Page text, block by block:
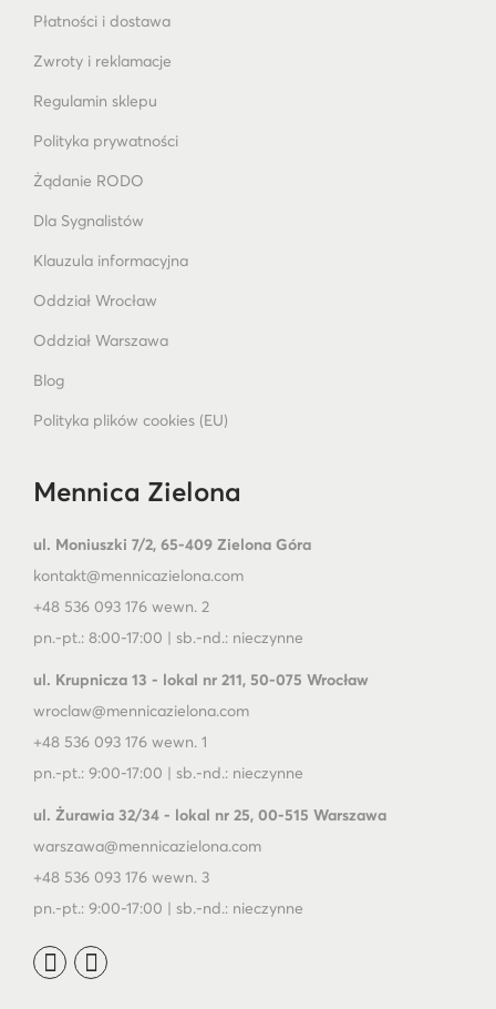
Płatności i dostawa
Zwroty i reklamacje
Regulamin sklepu
Polityka prywatności
Żądanie RODO
Dla Sygnalistów
Klauzula informacyjna
Oddział Wrocław
Oddział Warszawa
Blog
Polityka plików cookies (EU)
Mennica Zielona
ul. Moniuszki 7/2, 65-409 Zielona Góra
kontakt@mennicazielona.com
+48 536 093 176 wewn. 2
pn.-pt.: 8:00-17:00 | sb.-nd.: nieczynne
ul. Krupnicza 13 - lokal nr 211, 50-075 Wrocław
wroclaw@mennicazielona.com
+48 536 093 176 wewn. 1
pn.-pt.: 9:00-17:00 | sb.-nd.: nieczynne
ul. Żurawia 32/34 - lokal nr 25, 00-515 Warszawa
warszawa@mennicazielona.com
+48 536 093 176 wewn. 3
pn.-pt.: 9:00-17:00 | sb.-nd.: nieczynne